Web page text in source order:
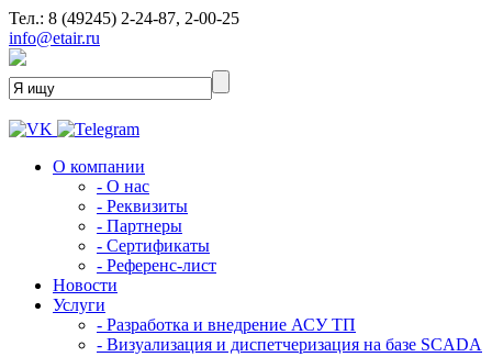
Тел.: 8 (49245) 2-24-87, 2-00-25
info@etair.ru
О компании
- О нас
- Реквизиты
- Партнеры
- Сертификаты
- Референс-лист
Новости
Услуги
- Разработка и внедрение АСУ ТП
- Визуализация и диспетчеризация на базе SCADA